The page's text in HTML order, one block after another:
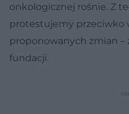
onkologicznej rośnie. Z
protestujemy przeciwko
proponowanych zmian –
fundacji.